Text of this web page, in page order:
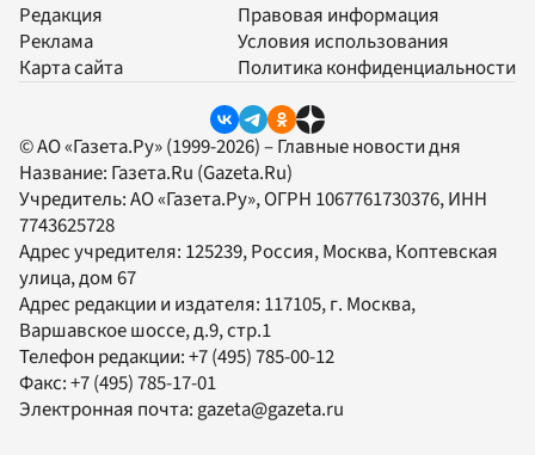
Редакция
Реклама
Карта сайта
Правовая информация
Условия использования
Политика конфиденциальности
© АО «Газета.Ру» (1999-2026) – Главные новости дня
Название: Газета.Ru (Gazeta.Ru)
Учредитель:АО «Газета.Ру», ОГРН 1067761730376, ИНН
7743625728
Адрес учредителя: 125239, Россия, Москва, Коптевская
улица, дом 67
Адрес редакции и издателя: 117105, г. Москва,
Варшавское шоссе, д.9, стр.1
Телефон редакции:+7 (495) 785-00-12
Факс:+7 (495) 785-17-01
Электронная почта:gazeta@gazeta.ru